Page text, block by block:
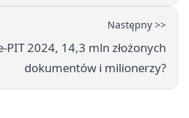
Następny >>
PIT 2024, 14,3 mln złożonych
dokumentów i milionerzy?